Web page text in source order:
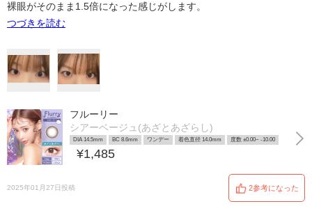
裸眼がそのまま1.5倍になった感じがします。
つづきを読む
フルーリー
シアーベージュ(あざとあざらし)
DIA 14.5mm BC 8.6mm ワンデー 着色直径 14.0mm 度数 ±0.00~ -10.00
¥1,485
2025年01月27日投稿 2参考になった